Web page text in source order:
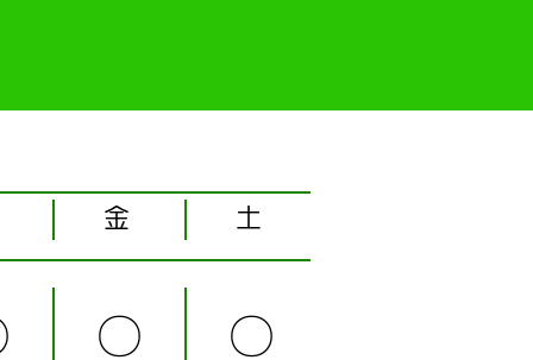
金 土
〇 〇